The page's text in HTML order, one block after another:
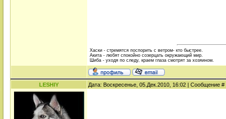
Хаски - стремятся поспорить с ветром- кто быстрее.
Акита - любят спокойно созерцать окружающий мир.
Шиба - уходя по следу, краем глаза смотрят за хозяином.
LESHIY Дата: Воскресенье, 05.Дек.2010, 16:02 | Сообщение #